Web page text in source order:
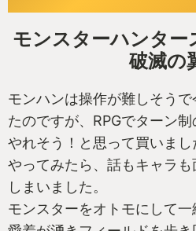
モンスターハンター
破滅の
モンハンは操作が難しそう
たのですが、RPGでターン
やれそう！と思って買いまし
やってみたら、話もキャラ
しまいました。
モンスターをオトモにして一